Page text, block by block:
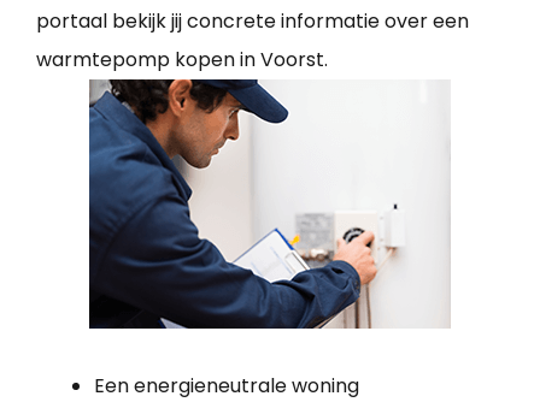
portaal bekijk jij concrete informatie over een
warmtepomp kopen in Voorst.
Een energieneutrale woning